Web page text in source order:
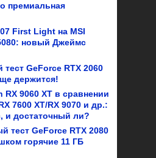
премиальная
First Light на MSI
новый Джеймс
GeForce RTX 2060
держится!
RX 9060 XT в сравнении
7600 XT/RX 9070 и др.:
и достаточный ли?
тест GeForce RTX 2080
горячие 11 ГБ